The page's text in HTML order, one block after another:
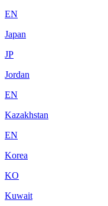
EN
Japan
JP
Jordan
EN
Kazakhstan
EN
Korea
KO
Kuwait